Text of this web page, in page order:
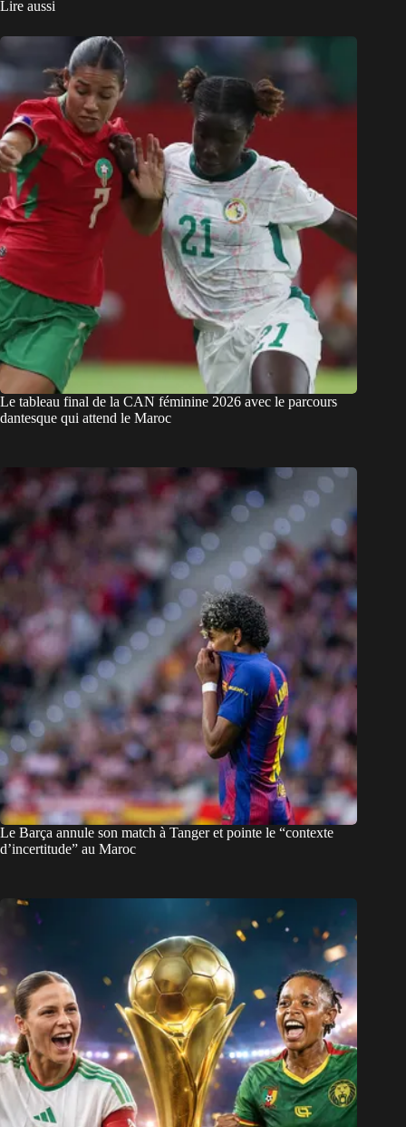
Lire aussi
Le tableau final de la CAN féminine 2026 avec le parcours
dantesque qui attend le Maroc
Le Barça annule son match à Tanger et pointe le “contexte
d’incertitude” au Maroc